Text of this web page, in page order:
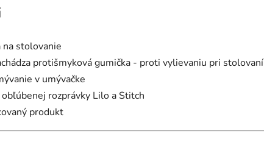
na stolovanie
protišmyková gumička - proti vylievaniu pri stolovaní
v umývačke
rozprávky Lilo a Stitch
produkt